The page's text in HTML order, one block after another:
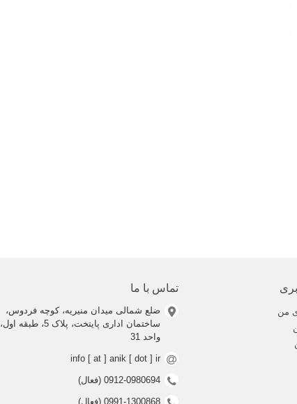
من
تماس با ما
ضلع شمالی میدان منیریه، کوچه فردوس،
ساختمان اداری پایتخت، پلاک 5، طبقه اول،
واحد 31
info [ at ] anik [ dot ] ir
0912-0980694 (فعال)
0991-1300868 (فعال)